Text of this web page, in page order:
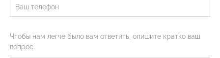
Чтобы нам легче было вам ответить, опишите кратко ваш
вопрос.